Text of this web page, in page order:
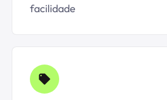
facilidade